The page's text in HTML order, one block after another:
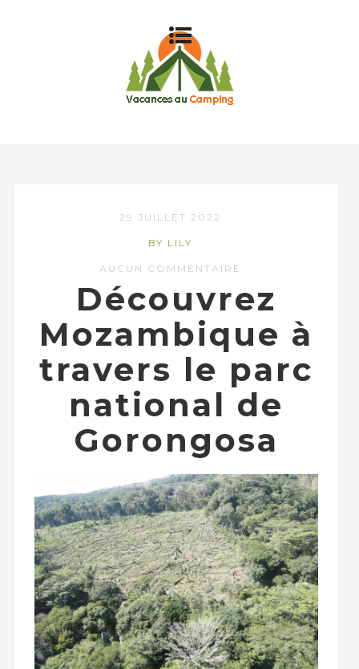
29 JUILLET 2022
BY LILY
AUCUN COMMENTAIRE
Découvrez
Mozambique à
travers le parc
national de
Gorongosa